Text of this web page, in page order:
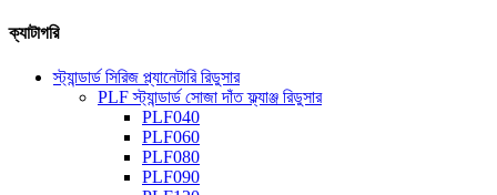
ক্যাটাগরি
স্ট্যান্ডার্ড সিরিজ প্ল্যানেটারি রিডুসার
PLF স্ট্যান্ডার্ড সোজা দাঁত ফ্ল্যাঞ্জ রিডুসার
PLF040
PLF060
PLF080
PLF090